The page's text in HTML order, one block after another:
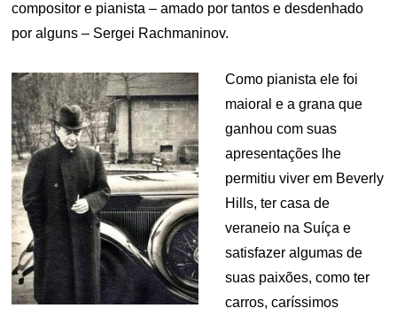
compositor e pianista – amado por tantos e desdenhado
por alguns – Sergei Rachmaninov.
Como pianista ele foi
maioral e a grana que
ganhou com suas
apresentações lhe
permitiu viver em Beverly
Hills, ter casa de
veraneio na Suíça e
satisfazer algumas de
suas paixões, como ter
carros, caríssimos